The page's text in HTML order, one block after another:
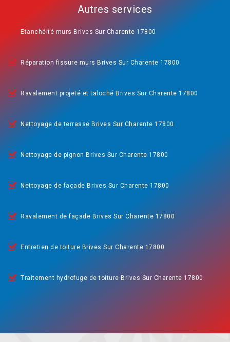
Autres services
Etanchéité murs Brives Sur Charente 17800
Réparation fissure murs Brives Sur Charente 17800
Ravalement projeté et taloché Brives Sur Charente 17800
Nettoyage de terrasse Brives Sur Charente 17800
Nettoyage de pignon Brives Sur Charente 17800
Nettoyage de façade Brives Sur Charente 17800
Ravalement de façade Brives Sur Charente 17800
Entretien de toiture Brives Sur Charente 17800
Traitement hydrofuge de toiture Brives Sur Charente 17800